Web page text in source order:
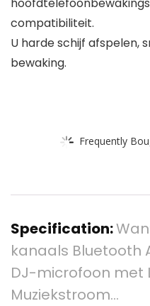
compatibiliteit.
U harde schijf afspelen,
bewaking.
Frequently
Specification:
kanaals Bluetooth
DJ-microfoon met
Muziekstroom…